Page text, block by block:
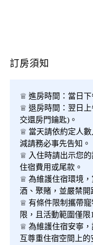
訂房須知
♕ 進房時間：當日下
♕ 退房時間：翌日上
交還房門鑰匙)。
♕ 當天請依約定人
減請務必事先告知。
♕ 入住時請出示您
住宿費用或尾款。
♕ 為維護住宿環境
酒、聚賭，並嚴禁開
♕ 有條件限制攜帶
限，且活動範圍僅限
♕ 為維護住宿安寧，
互尊重住宿空間上的